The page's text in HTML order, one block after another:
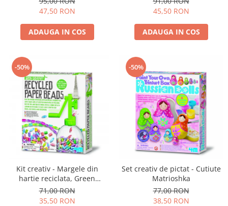
47,50 RON
ADAUGA IN COS
45,50 RON
ADAUGA IN COS
-50%
Kit creativ - Margele din
hartie reciclata, Green
Creativity
71,00 RON
35,50 RON
-50%
Set creativ de pictat - Cutiute
Matrioshka
77,00 RON
38,50 RON